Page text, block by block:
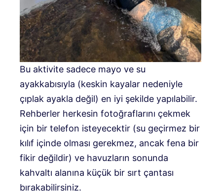
Bu aktivite sadece mayo ve su
ayakkabısıyla (keskin kayalar nedeniyle
çıplak ayakla değil) en iyi şekilde yapılabilir.
Rehberler herkesin fotoğraflarını çekmek
için bir telefon isteyecektir (su geçirmez bir
kılıf içinde olması gerekmez, ancak fena bir
fikir değildir) ve havuzların sonunda
kahvaltı alanına küçük bir sırt çantası
bırakabilirsiniz.